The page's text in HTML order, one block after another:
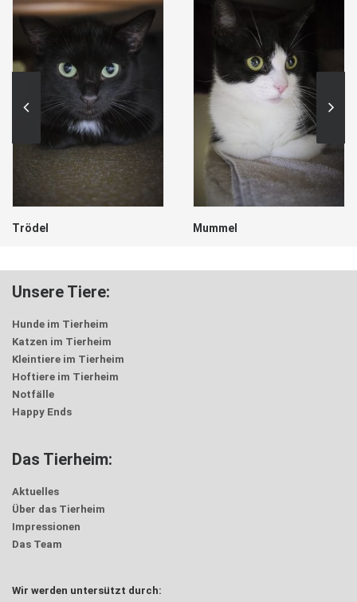
Trödel Mummel
Unsere Tiere:
Hunde im Tierheim
Katzen im Tierheim
Kleintiere im Tierheim
Hoftiere im Tierheim
Notfälle
Happy Ends
Das Tierheim:
Aktuelles
Über das Tierheim
Impressionen
Das Team
Wir werden untersützt durch: